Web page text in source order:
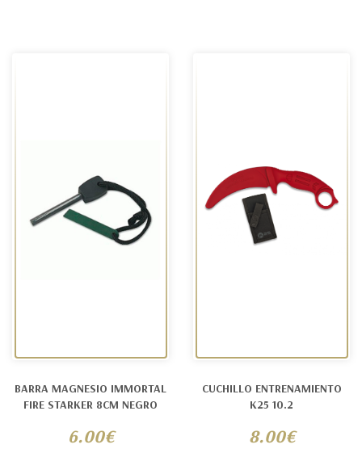
BARRA MAGNESIO IMMORTAL
FIRE STARKER 8CM NEGRO
6.00€
CUCHILLO ENTRENAMIENTO
K25 10.2
8.00€